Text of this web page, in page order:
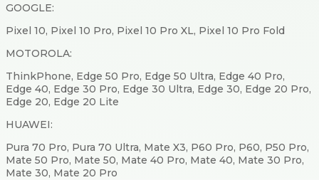
GOOGLE:
Pixel 10, Pixel 10 Pro, Pixel 10 Pro XL, Pixel 10 Pro Fold
MOTOROLA:
ThinkPhone, Edge 50 Pro, Edge 50 Ultra, Edge 40 Pro,
Edge 40, Edge 30 Pro, Edge 30 Ultra, Edge 30, Edge 20 Pro,
Edge 20, Edge 20 Lite
HUAWEI:
Pura 70 Pro, Pura 70 Ultra, Mate X3, P60 Pro, P60, P50 Pro,
Mate 50 Pro, Mate 50, Mate 40 Pro, Mate 40, Mate 30 Pro,
Mate 30, Mate 20 Pro